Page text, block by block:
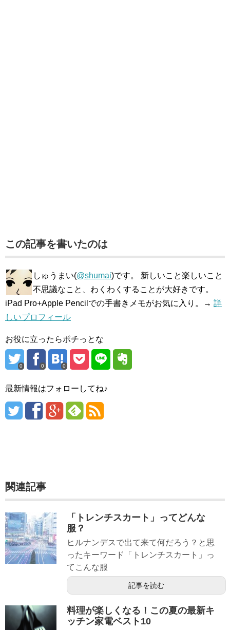
この記事を書いたのは
しゅうまい(@shumai)です。 新しいこと楽しいこと
不思議なこと、わくわくすることが大好きです。
iPad Pro+Apple Pencilでの手書きメモがお気に入り。→ 詳
しいプロフィール
お役に立ったらポチっとな
0 0 0
最新情報はフォローしてね♪
関連記事
「トレンチスカート」ってどんな
服？
ヒルナンデスで出て来て何だろう？と思
ったキーワード「トレンチスカート」っ
てこんな服
記事を読む
料理が楽しくなる！この夏の最新キ
ッチン家電ベスト10